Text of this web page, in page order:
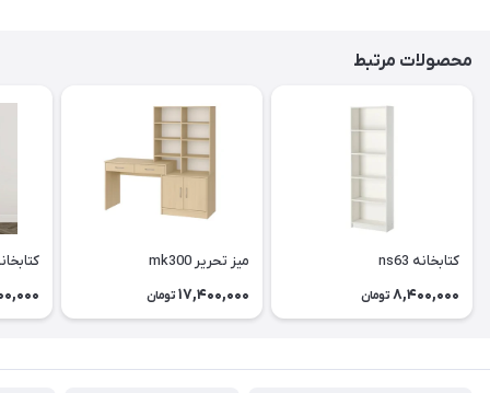
محصولات مرتبط
کتابخانه ns63
8,400,000 تومان
میز تحریر mk300
17,400,000 تومان
کتابخانه